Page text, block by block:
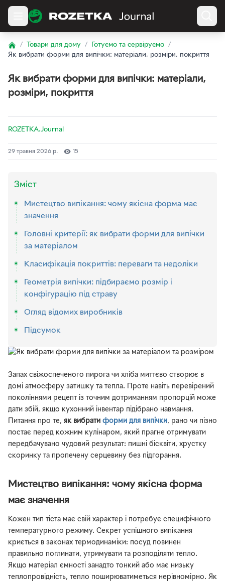
Home
/ Товари для дому / Готуємо та сервіруємо
/
Як вибрати форми для випічки: матеріали, розміри, покриття
Як вибрати форми для випічки: матеріали,
розміри, покриття
Запах свіжоспеченого пирога чи хліба миттєво створює в
домі атмосферу затишку та тепла. Проте навіть перевірений
поколіннями рецепт із точним дотриманням пропорцій може
дати збій, якщо кухонний інвентар підібрано навмання.
Питання про те, як вибрати форми для випічки, рано чи пізно
постає перед кожним кулінаром, який прагне отримувати
передбачувано чудовий результат: пишні бісквіти, хрустку
скоринку та пропечену серцевину без підгорання.
Мистецтво випікання: чому якісна форма
має значення
Кожен тип тіста має свій характер і потребує специфічного
температурного режиму. Секрет успішного випікання
криється в законах термодинаміки: посуд повинен
правильно поглинати, утримувати та розподіляти тепло.
Якщо матеріал ємності занадто тонкий або має низьку
теплопровідність, тепло поширюватиметься нерівномірно. Як
ROZETKA.Journal
29 травня 2026 р. 15
Зміст
Мистецтво випікання: чому якісна форма має
значення
Головні критерії: як вибрати форми для випічки
за матеріалом
Класифікація покриттів: переваги та недоліки
Геометрія випічки: підбираємо розмір і
конфігурацію під страву
Огляд відомих виробників
Підсумок